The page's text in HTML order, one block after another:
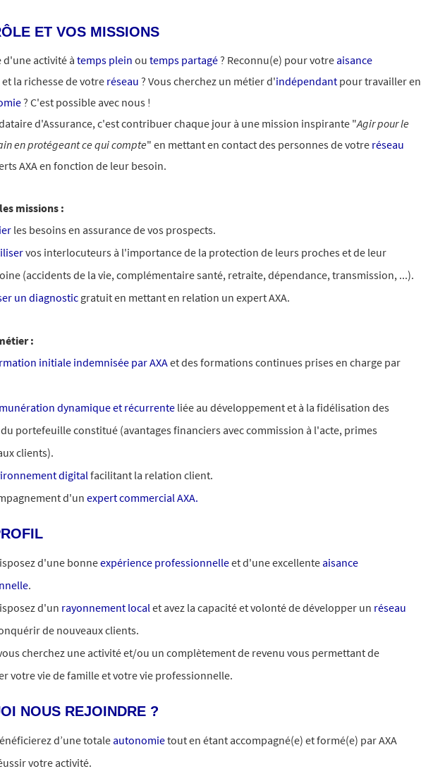
ET VOS MISSIONS
d'une activité àtemps plein ou temps partagé? Reconnu(e) pour votre aisance
et la richesse de votre réseau ? Vous cherchez un métier d'indépendant pour travailler en
? C'est possible avec nous !
d'Assurance, c'est contribuer chaque jour à une mission inspirante "Agir pour le
en protégeant ce qui compte" en mettant en contact des personnes de votre réseau
AXA en fonction de leur besoin.
missions :
les besoins en assurance de vos prospects.
vos interlocuteurs à l'importance de la protection de leurs proches et de leur
(accidents de la vie, complémentaire santé, retraite, dépendance, transmission, ...).
un diagnosticgratuit en mettant en relation un expert AXA.
:
initiale indemnisée par AXAet des formations continues prises en charge par
dynamique et récurrente liée au développement et à la fidélisation des
portefeuille constitué (avantages financiers avec commission à l'acte, primes
clients).
digitalfacilitant la relation client.
d'un expert commercial AXA.
d'une bonneexpérience professionnelleet d'une excellente aisance
.
d'un rayonnement localet avez la capacité et volonté de développer un réseau
de nouveaux clients.
cherchez une activité et/ou un complètement de revenu vous permettant de
votre vie de famille et votre vie professionnelle.
NOUS REJOINDRE ?
d’une totaleautonomietout en étant accompagné(e) et formé(e) par AXA
votre activité.